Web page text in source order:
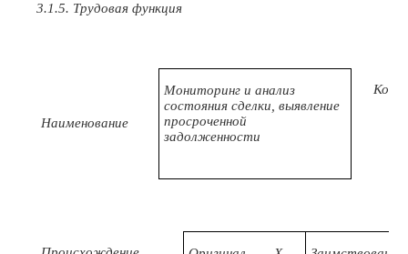
3.1.5. Трудовая функция
Наименование
Мониторинг и анализ
состояния сделки, выявление
просроченной
задолженности
Код